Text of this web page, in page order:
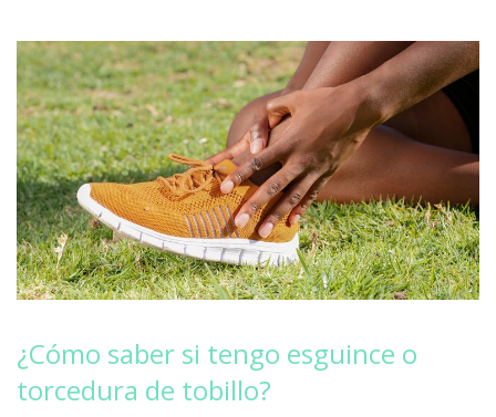
¿Cómo saber si tengo esguince o
torcedura de tobillo?